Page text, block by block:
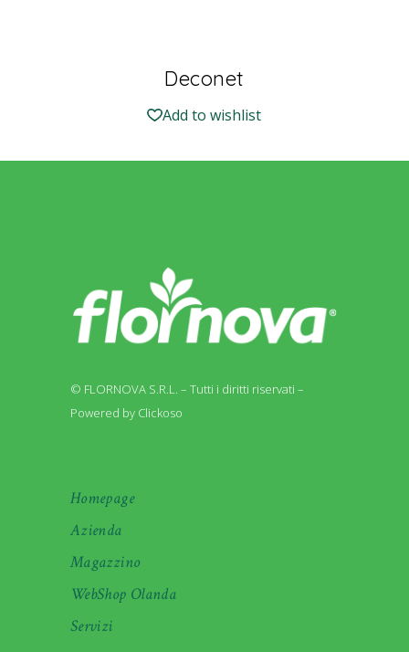
Deconet
Add to wishlist
© FLORNOVA S.R.L. – Tutti i diritti riservati –
Powered by Clickoso
Homepage
Azienda
Magazzino
WebShop Olanda
Servizi